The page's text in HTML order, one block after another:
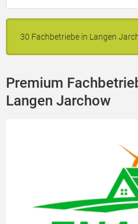
30 Fachbetriebe in Langen
Premium
Langen Jarchow